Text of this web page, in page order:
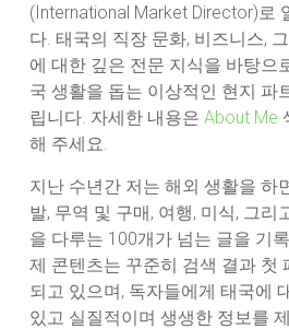
(International Market Director)로
다. 태국의 직장 문화, 비즈니스,
에 대한 깊은 전문 지식을 바탕으
국 생활을 돕는 이상적인 현지 파
립니다. 자세한 내용은About Me
해 주세요.
지난 수년간 저는 해외 생활을 하
발, 무역 및 구매, 여행, 미식, 그리
을 다루는 100개가 넘는 글을 기
제 콘텐츠는 꾸준히 검색 결과 첫
되고 있으며, 독자들에게 태국에
있고 실질적이며 생생한 정보를